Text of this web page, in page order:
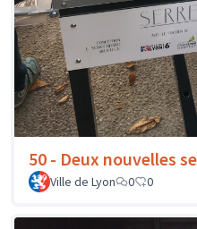
50 - Deux nouvelles
Ville de Lyon
0 0